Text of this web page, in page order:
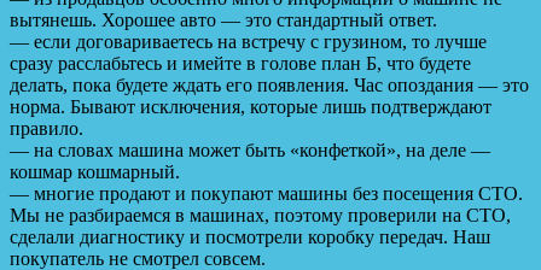
вытянешь. Хорошее авто — это стандартный ответ.
— если договариваетесь на встречу с грузином, то лучше
сразу расслабьтесь и имейте в голове план Б, что будете
делать, пока будете ждать его появления. Час опоздания — это
норма. Бывают исключения, которые лишь подтверждают
правило.
— на словах машина может быть «конфеткой», на деле —
кошмар кошмарный.
— многие продают и покупают машины без посещения СТО.
Мы не разбираемся в машинах, поэтому проверили на СТО,
сделали диагностику и посмотрели коробку передач. Наш
покупатель не смотрел совсем.